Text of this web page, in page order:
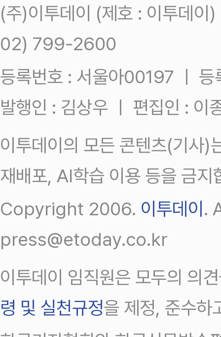
(주)이투데이 (제호 : 이투데
02) 799-2600
등록번호 : 서울아00197 ㅣ
발행인 : 김상우 ㅣ 편집인 : 이
이투데이의 모든 콘텐츠(기사)
재배포, AI학습 이용 등을 금지
Copyright 2006. 이투데이.
press@etoday.co.kr
이투데이 임직원은 모두의 의
령 및 실천규정을 제정, 준수하